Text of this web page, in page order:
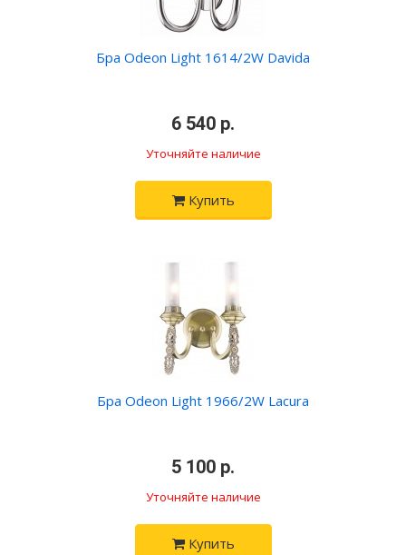
Бра Odeon Light 1614/2W Davida
6 540 р.
Уточняйте наличие
Купить
Бра Odeon Light 1966/2W Lacura
5 100 р.
Уточняйте наличие
Купить